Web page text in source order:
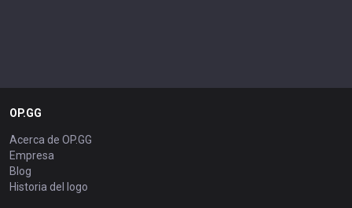
OP.GG
Acerca de OP.GG
Empresa
Blog
Historia del logo